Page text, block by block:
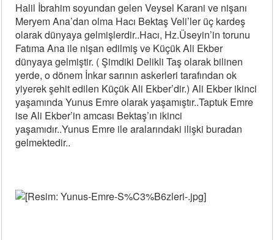
Halil İbrahim soyundan gelen Veysel Karani ve nişanı
Meryem Ana’dan olma Hacı Bektaş Veli’ler üç kardeş
olarak dünyaya gelmişlerdir..Hacı, Hz.Üseyin’in torunu
Fatıma Ana ile nişan edilmiş ve Küçük Ali Ekber
dünyaya gelmiştir. ( Şimdiki Delikli Taş olarak bilinen
yerde, o dönem İnkar sarının askerleri tarafından ok
yiyerek şehit edilen Küçük Ali Ekber’dir.) Ali Ekber ikinci
yaşamında Yunus Emre olarak yaşamıştır..Taptuk Emre
ise Ali Ekber’in amcası Bektaş’ın ikinci
yaşamıdır..Yunus Emre ile aralarındaki ilişki buradan
gelmektedir..